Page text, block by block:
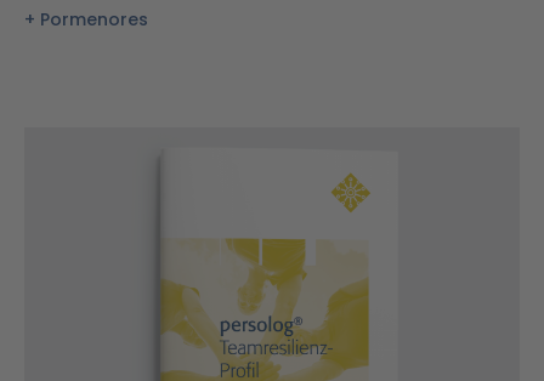
Pormenores